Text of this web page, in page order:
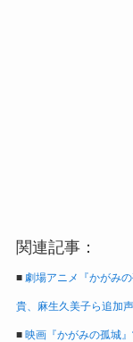
関連記事：
■ 劇場アニメ『かがみ
貴、麻生久美子ら追加
■ 映画『かがみの孤城